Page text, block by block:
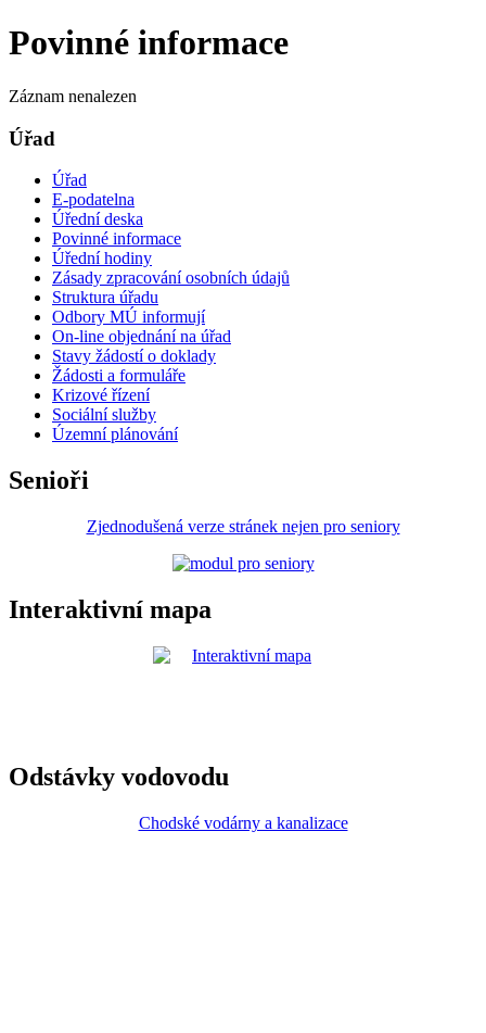
Povinné informace
Záznam nenalezen
Úřad
Úřad
E-podatelna
Úřední deska
Povinné informace
Úřední hodiny
Zásady zpracování osobních údajů
Struktura úřadu
Odbory MÚ informují
On-line objednání na úřad
Stavy žádostí o doklady
Žádosti a formuláře
Krizové řízení
Sociální služby
Územní plánování
Senioři
Zjednodušená verze stránek nejen pro seniory
Interaktivní mapa
Odstávky vodovodu
Chodské vodárny a kanalizace